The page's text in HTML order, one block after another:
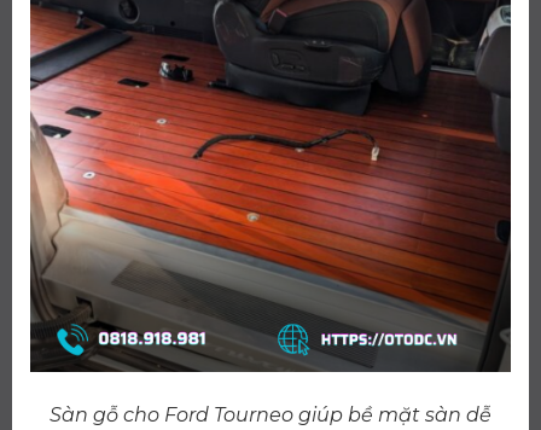
Sàn gỗ cho Ford Tourneo giúp bề mặt sàn dễ